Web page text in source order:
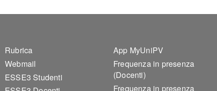
Footer 1
Rubrica
Webmail
ESSE3 Studenti
Footer 2
App MyUniPV
Frequenza in presenza
(Docenti)
Frequenza in presenza